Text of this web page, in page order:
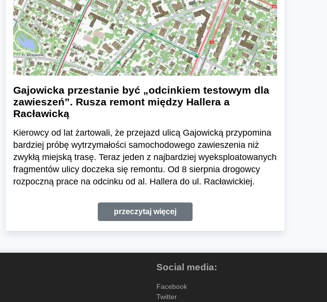
Gajowicka przestanie być „odcinkiem testowym dla
zawieszeń”. Rusza remont między Hallera a
Racławicką
Kierowcy od lat żartowali, że przejazd ulicą Gajowicką przypomina
bardziej próbę wytrzymałości samochodowego zawieszenia niż
zwykłą miejską trasę. Teraz jeden z najbardziej wyeksploatowanych
fragmentów ulicy doczeka się remontu. Od 8 sierpnia drogowcy
rozpoczną prace na odcinku od al. Hallera do ul. Racławickiej.
przeczytaj więcej
Social media:
Facebook
Twitter